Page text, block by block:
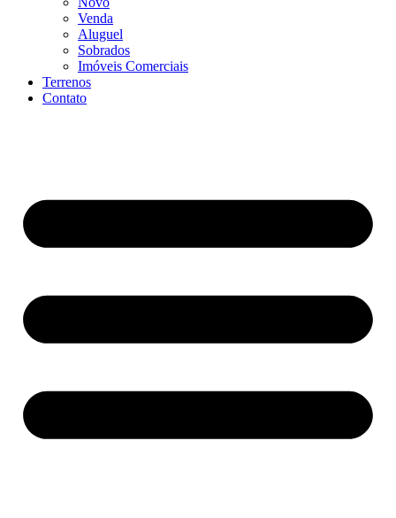
Venda
Aluguel
Sobrados
Imóveis Comerciais
Terrenos
Contato